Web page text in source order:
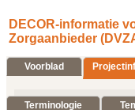
DECOR-informatie
Zorgaanbieder
Voorblad
Terminologie